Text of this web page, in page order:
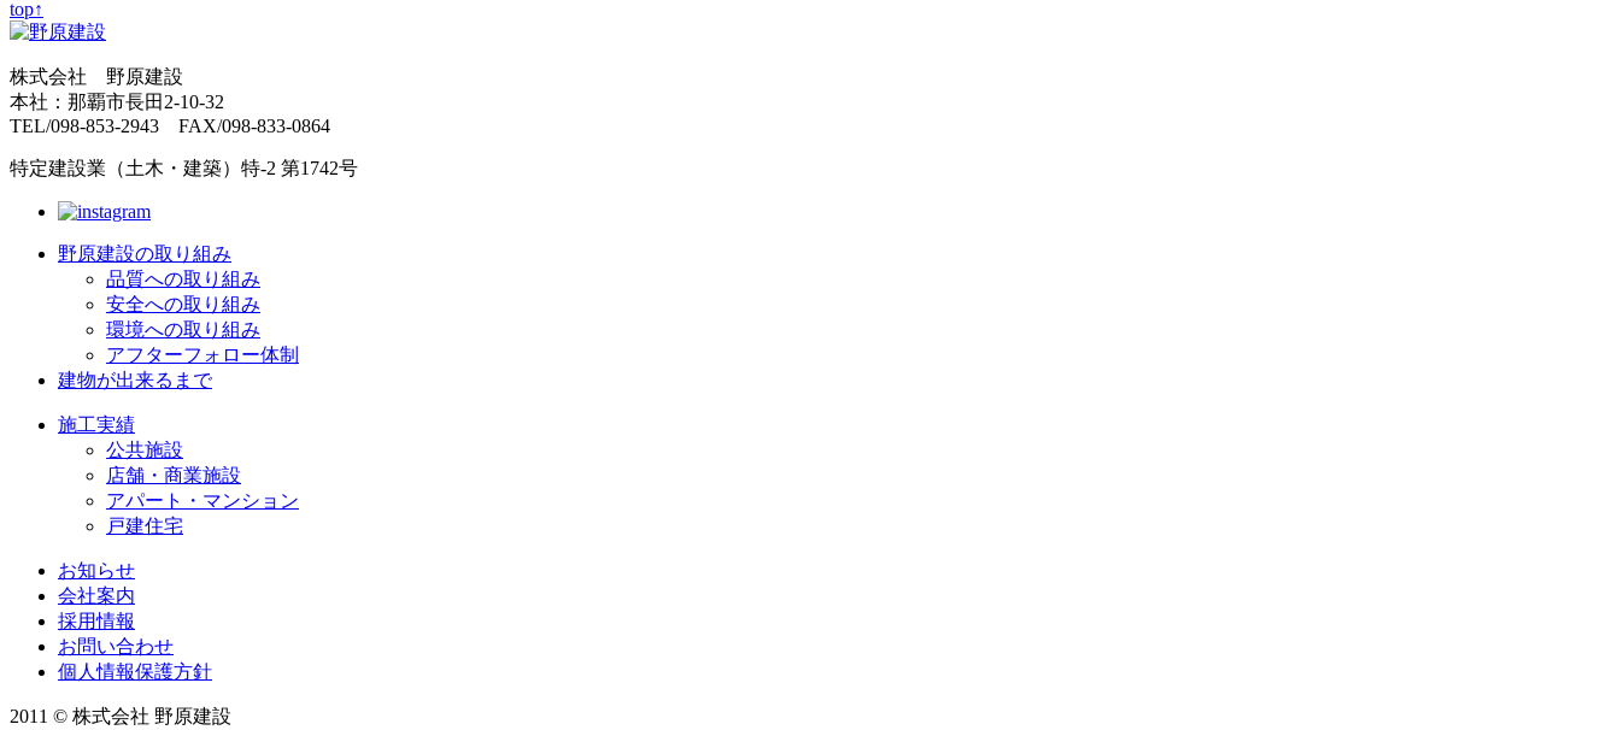
top↑
株式会社 野原建設
本社：那覇市長田2-10-32
TEL/098-853-2943 FAX/098-833-0864
特定建設業（土木・建築）特-2 第1742号
野原建設の取り組み
品質への取り組み
安全への取り組み
環境への取り組み
アフターフォロー体制
建物が出来るまで
施工実績
公共施設
店舗・商業施設
アパート・マンション
戸建住宅
お知らせ
会社案内
採用情報
お問い合わせ
個人情報保護方針
2011 © 株式会社 野原建設